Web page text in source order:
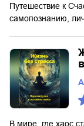
Путешествие к
самопознанию,
В мире, где хаос